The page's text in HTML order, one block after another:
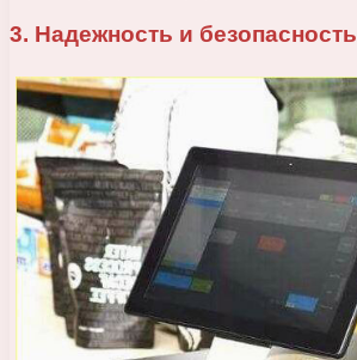
3. Надежность и безопасность